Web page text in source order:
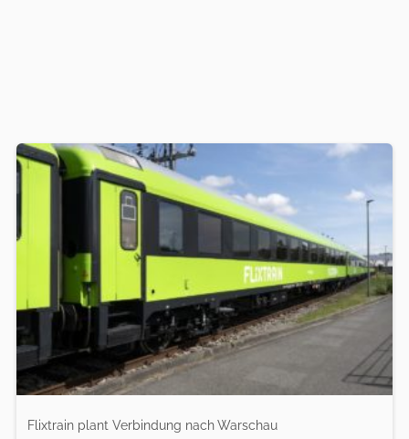
Flixtrain plant Verbindung nach Warschau